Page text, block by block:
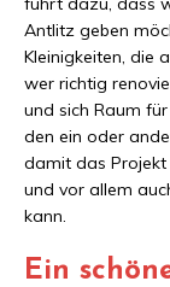
Antlitz geben
Kleinigkeiten, die
wer richtig
und sich Raum
den ein oder
damit das Projekt
und vor allem
kann.
Ein